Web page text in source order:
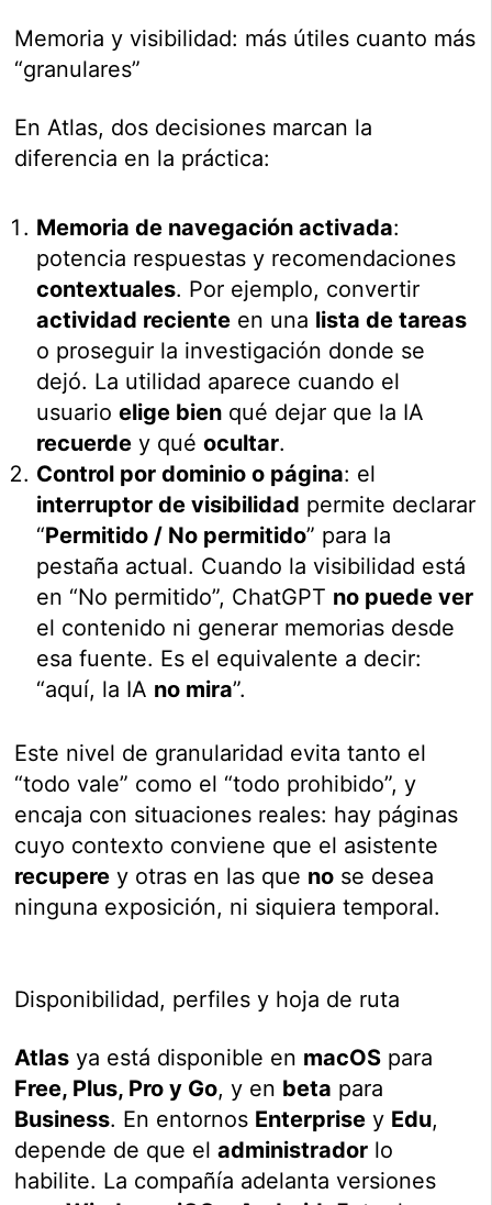
Memoria y visibilidad: más útiles cuanto más
“granulares”
En Atlas, dos decisiones marcan la
diferencia en la práctica:
Memoria de navegación activada:
potencia respuestas y recomendaciones
contextuales. Por ejemplo, convertir
actividad reciente en una lista de tareas
o proseguir la investigación donde se
dejó. La utilidad aparece cuando el
usuarioelige bien qué dejar que la IA
recuerde y quéocultar.
Control por dominio o página: el
interruptor de visibilidad permite declarar
“Permitido / No permitido” para la
pestaña actual. Cuando la visibilidad está
en “No permitido”, ChatGPT no puede ver
el contenido ni generar memorias desde
esa fuente. Es el equivalente a decir:
“aquí, la IA no mira”.
Este nivel de granularidad evita tanto el
“todo vale” como el “todo prohibido”, y
encaja con situaciones reales: hay páginas
cuyo contexto conviene que el asistente
recupere y otras en las que no se desea
ninguna exposición, ni siquiera temporal.
Disponibilidad, perfiles y hoja de ruta
Atlas ya está disponible en macOS para
Free, Plus, Pro y Go, y en beta para
Business. En entornos Enterprise y Edu,
depende de que eladministrador lo
habilite. La compañía adelanta versiones